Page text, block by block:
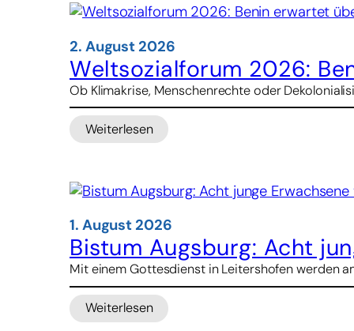
Opfer
Kommunismus
in
Albanien
2. August 2026
Weltsozialforum 2026:
Ob Klimakrise, Menschenrechte oder
Weiterlesen
:
Benin
über
50.000
Besucher
1. August 2026
Bistum Augsburg: Acht
Mit einem Gottesdienst in Leitershofen werden
Weiterlesen
: